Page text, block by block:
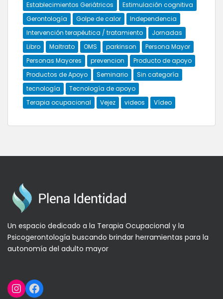
Establecimientos Geriátricos
Estimulación cognitiva
Gerontología
Golpe de calor
Independencia
Intervención terapéutica / tratamiento
Jornadas
Libro
Maltrato OMS parkinson
Persona Mayor
Personas Mayores
prevencion
Producto de apoyo
Productos de Apoyo
Seminario
Sin categoría
tecnología
Tecnología de apoyo
Terapia ocupacional
Vejez videos Vídeo
Un espacio dedicado a la Terapia Ocupacional y la
Psicogerontología buscando brindar herramientas para la
autonomía del adulto mayor
Instagram
Facebook